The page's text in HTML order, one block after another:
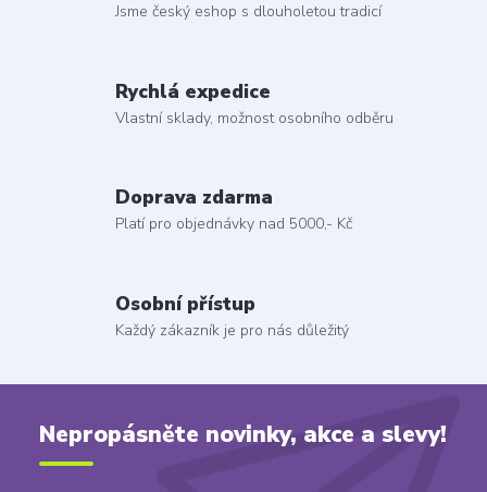
Jsme český eshop s dlouholetou tradicí
Rychlá expedice
Vlastní sklady, možnost osobního odběru
Doprava zdarma
Platí pro objednávky nad 5000,- Kč
Osobní přístup
Každý zákazník je pro nás důležitý
Nepropásněte novinky, akce a slevy!